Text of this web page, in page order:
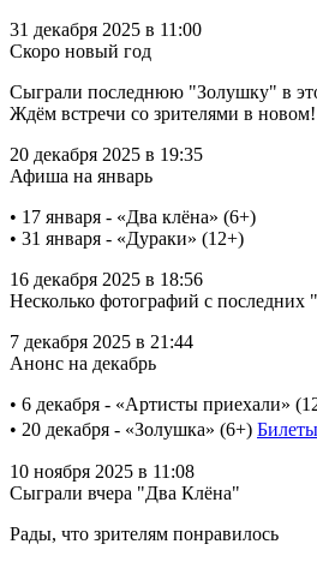
31 декабря 2025 в 11:00
Скоро новый год
Сыграли последнюю "Золушку" в
Ждём встречи со зрителями в новом!
20 декабря 2025 в 19:35
Афиша на январь
• 17 января - «Два клёна» (6+)
• 31 января - «Дураки» (12+)
16 декабря 2025 в 18:56
Несколько фотографий с последних
7 декабря 2025 в 21:44
Анонс на декабрь
• 6 декабря - «Артисты приехали»
• 20 декабря - «Золушка» (6+)
10 ноября 2025 в 11:08
Сыграли вчера "Два Клёна"
Рады, что зрителям понравилось